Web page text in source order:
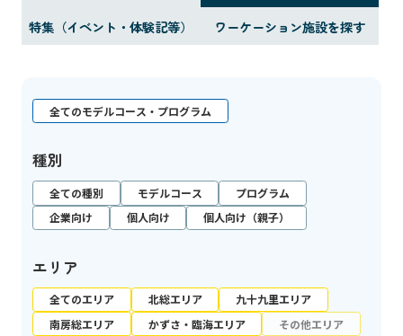
特集（イベント・体験記等）
ワーケーション施設を探す
全てのモデルコース・プログラム
種別
全ての種別 モデルコース
プログラム
企業向け
個人向け 個人向け（親子）
エリア
全てのエリア 北総エリア
九十九里エリア
南房総エリア
かずさ・臨海エリア その他エリア